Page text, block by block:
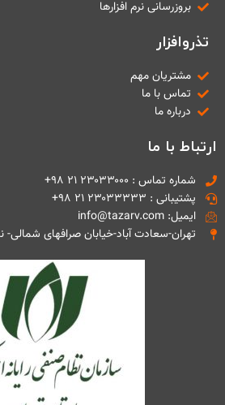
بروزرسانی نرم افزارها
تذروافزار
مشتریان مهم
تماس با ما
درباره ما
ارتباط با ما
شماره تماس : ۲۳۰۳۳۰۰۰ ۲۱ ۹۸+
پشتیبانی : ۲۳۰۳۳۳۳۳ ۲۱ ۹۸+
ایمیل: info@tazarv.com
تهران-سعادت آباد-خیابان صرافهای شمالی- نبش